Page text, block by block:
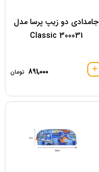
جامدادی دو زیپ پرسا مدل
300031 Classic
891,000 تومان